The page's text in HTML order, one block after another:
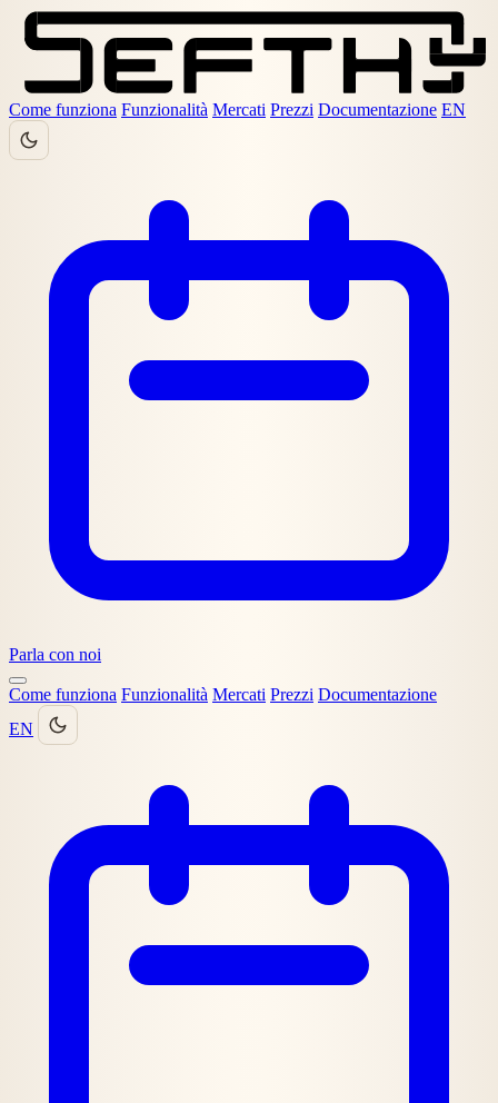
Come funziona Funzionalità Mercati Prezzi Documentazione EN
Parla con noi
Come funziona Funzionalità Mercati Prezzi Documentazione
EN